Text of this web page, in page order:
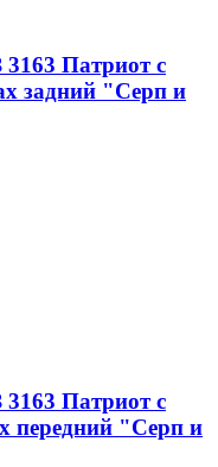
Патриот с
задний "Серп и
Патриот с
передний "Серп и